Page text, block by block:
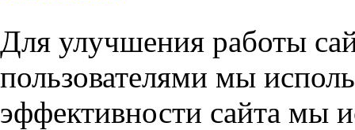
Для улучшения работы
пользователями мы
эффективности сайта мы